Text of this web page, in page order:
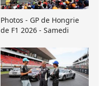
Photos - GP de Hongrie
de F1 2026 - Samedi